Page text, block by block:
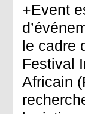
+Event
le cadre
Festival
Africain